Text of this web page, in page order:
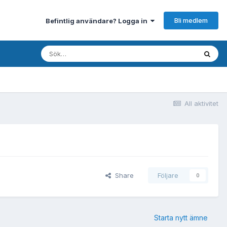
Befintlig användare? Logga in Bli medlem
All aktivitet
Share Följare 0
Starta nytt ämne